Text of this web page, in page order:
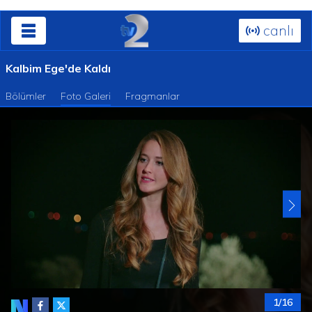
canlı
Kalbim Ege'de Kaldı
Bölümler Foto Galeri Fragmanlar
1/16